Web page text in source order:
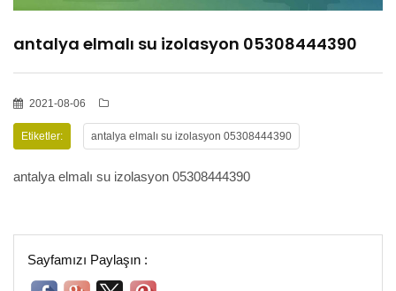
OSMANİYE
İZOLASYON
antalya elmalı su izolasyon 05308444390
2021-08-06
Etiketler: antalya elmalı su izolasyon 05308444390
antalya elmalı su izolasyon 05308444390
Sayfamızı Paylaşın :